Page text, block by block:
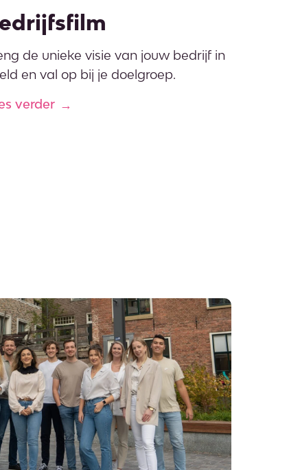
de unieke visie van jouw bedrijf in
en val op bij je doelgroep.
verder